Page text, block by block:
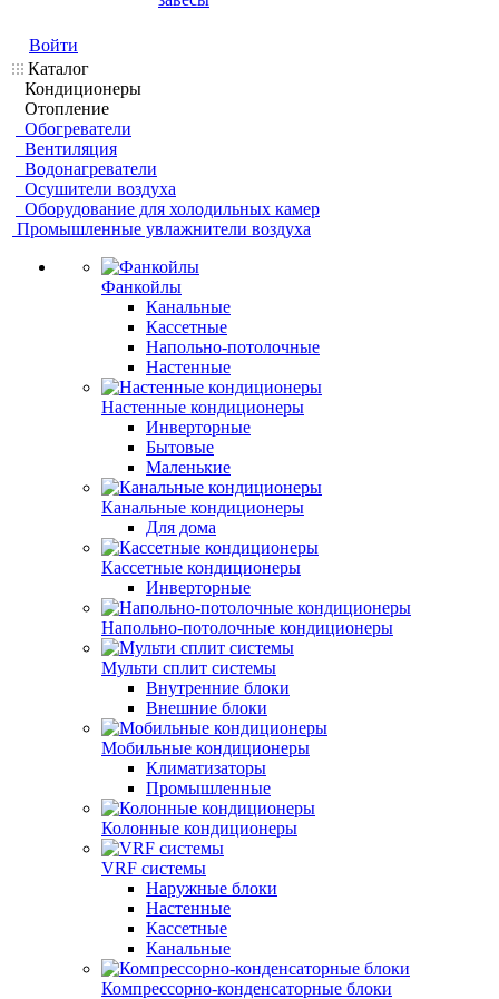
Войти
Каталог
Кондиционеры
Отопление
Обогреватели
Вентиляция
Водонагреватели
Осушители воздуха
Оборудование для холодильных камер
Промышленные увлажнители воздуха
Фанкойлы
Канальные
Кассетные
Напольно-потолочные
Настенные
Настенные кондиционеры
Инверторные
Бытовые
Маленькие
Канальные кондиционеры
Для дома
Кассетные кондиционеры
Инверторные
Напольно-потолочные кондиционеры
Мульти сплит системы
Внутренние блоки
Внешние блоки
Мобильные кондиционеры
Климатизаторы
Промышленные
Колонные кондиционеры
VRF системы
Наружные блоки
Настенные
Кассетные
Канальные
Компрессорно-конденсаторные блоки